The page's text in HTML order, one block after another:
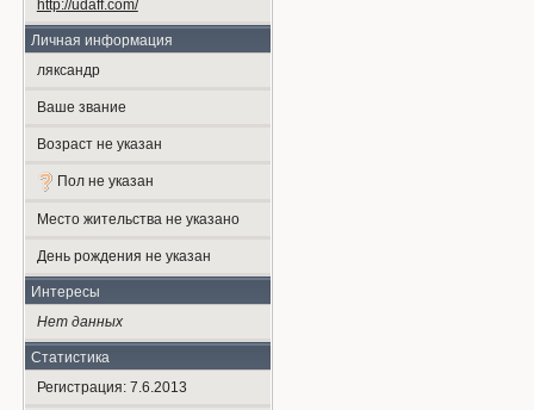
http://udaff.com/
Личная информация
ляксандр
Ваше звание
Возраст не указан
Пол не указан
Место жительства не указано
День рождения не указан
Интересы
Нет данных
Статистика
Регистрация: 7.6.2013